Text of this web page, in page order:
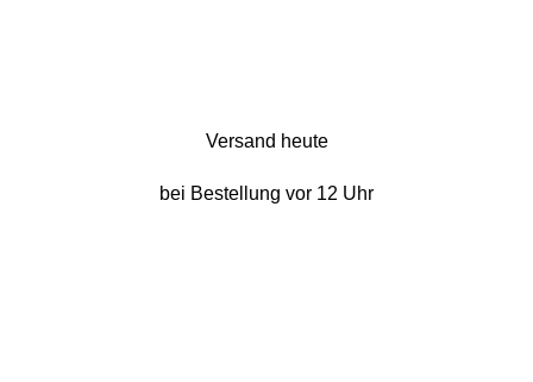
Versand heute
bei Bestellung vor 12 Uhr